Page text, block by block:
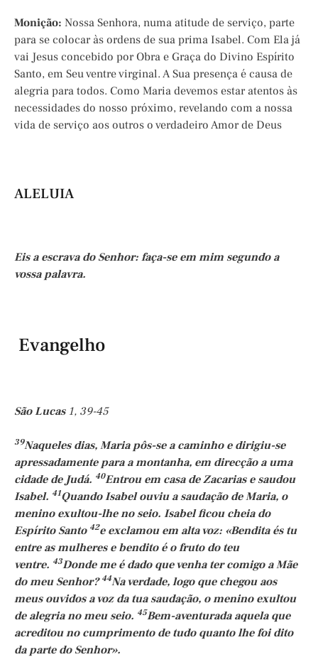
Monição: Nossa Senhora, numa atitude de serviço, parte
para se colocar às ordens de sua prima Isabel. Com Ela já
vai Jesus concebido por Obra e Graça do Divino Espírito
Santo, em Seu ventre virginal. A Sua presença é causa de
alegria para todos. Como Maria devemos estar atentos às
necessidades do nosso próximo, revelando com a nossa
vida de serviço aos outros o verdadeiro Amor de Deus
ALELUIA
Eis a escrava do Senhor: faça-se em mim segundo a
vossa palavra.
Evangelho
São Lucas1, 39-45
39Naqueles dias, Maria pôs-se a caminho e dirigiu-se
apressadamente para a montanha, em direcção a uma
cidade de Judá. 40Entrou em casa de Zacarias e saudou
Isabel. 41Quando Isabel ouviu a saudação de Maria, o
menino exultou-lhe no seio. Isabel ficou cheia do
Espírito Santo 42e exclamou em alta voz: «Bendita és tu
entre as mulheres e bendito é o fruto do teu
ventre. 43Donde me é dado que venha ter comigo a Mãe
do meu Senhor? 44Na verdade, logo que chegou aos
meus ouvidos a voz da tua saudação, o menino exultou
de alegria no meu seio. 45Bem-aventurada aquela que
acreditou no cumprimento de tudo quanto lhe foi dito
da parte do Senhor».